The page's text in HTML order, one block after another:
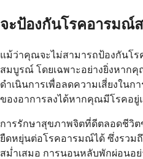
จะป้องกันโรคอารมณ์
แม้ว่าคุณจะไม่สามารถป้องกันโร
สมบูรณ์ โดยเฉพาะอย่างยิ่งหาก
ดำเนินการเพื่อลดความเสี่ยงในก
ของอาการลงได้หากคุณมีโรคอยู่
การรักษาสุขภาพจิตที่ดีตลอดชีวิ
ยืดหยุ่นต่อโรคอารมณ์ได้ ซึ่งรวมถึ
สม่ำเสมอ การนอนหลับพักผ่อนอย่